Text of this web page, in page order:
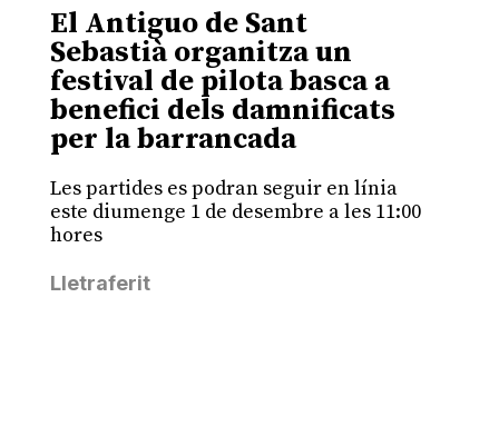
El Antiguo de Sant
Sebastià organitza un
festival de pilota basca a
benefici dels damnificats
per la barrancada
Les partides es podran seguir en línia
este diumenge 1 de desembre a les 11:00
hores
Lletraferit